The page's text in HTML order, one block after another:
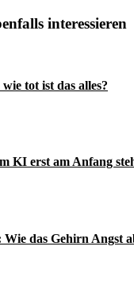
interessieren
tot ist das alles?
KI erst am Anfang
das Gehirn Angst